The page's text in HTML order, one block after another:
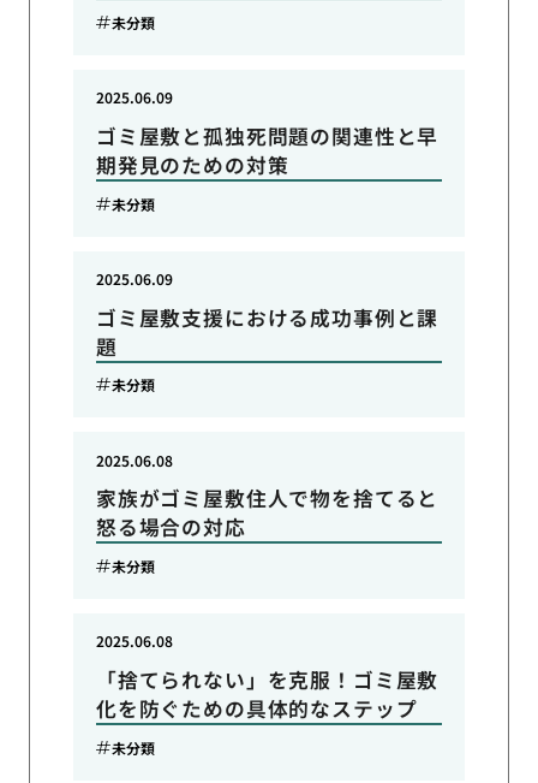
未分類
ゴミ屋敷と孤独死問題の関連性と早
期発見のための対策
2025.06.09
未分類
ゴミ屋敷支援における成功事例と課
題
2025.06.09
未分類
家族がゴミ屋敷住人で物を捨てると
怒る場合の対応
2025.06.08
未分類
「捨てられない」を克服！ゴミ屋敷
化を防ぐための具体的なステップ
2025.06.08
未分類